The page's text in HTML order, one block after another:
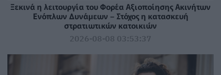
Ξεκινά η λειτουργία του Φορέα Αξιοποίησης Ακινήτων
Ενόπλων Δυνάμεων – Στόχος η κατασκευή
στρατιωτικών κατοικιών
2026-08-08 03:53:37